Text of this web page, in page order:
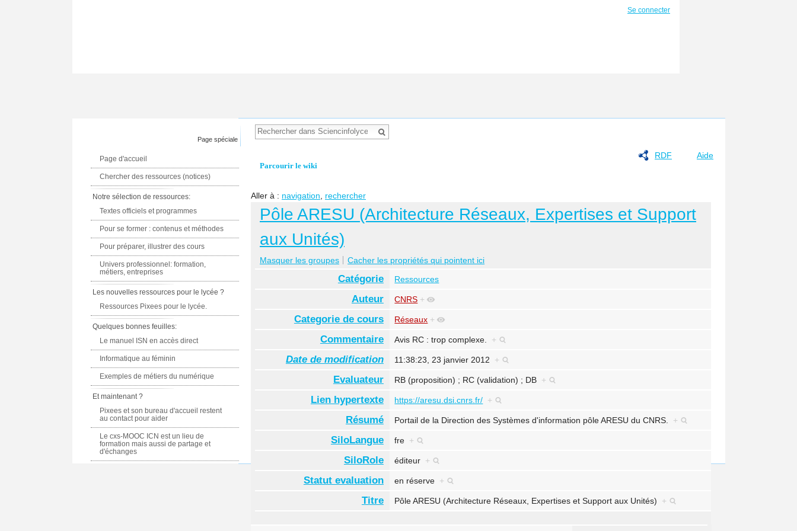
RDF Aide
Parcourir le wiki
Aller à : navigation rechercher
Pôle ARESU (Architecture Réseaux, Expertises et Support
aux Unités)
Masquer les groupes Cacher les propriétés qui pointent ici
Catégorie Ressources
Auteur CNRS +
Categorie de cours Réseaux +
Commentaire Avis RC : trop complexe. +
Date de modification 11:38:23, 23 janvier 2012 +
Evaluateur RB (proposition) ; RC (validation) ; DB +
Lien hypertexte https://aresu.dsi.cnrs.fr/ +
Résumé Portail de la Direction des Systèmes d'information pôle ARESU du CNRS. +
SiloLangue fre +
SiloRole éditeur +
Statut evaluation en réserve +
Titre Pôle ARESU (Architecture Réseaux, Expertises et Support aux Unités) +
Se connecter
Page spéciale
Page d'accueil
Chercher des ressources (notices)
Notre sélection de ressources:
Textes officiels et programmes
Pour se former : contenus et méthodes
Pour préparer, illustrer des cours
Univers professionnel: formation,
métiers, entreprises
Les nouvelles ressources pour le lycée ?
Ressources Pixees pour le lycée.
Quelques bonnes feuilles:
Le manuel ISN en accès direct
Informatique au féminin
Exemples de métiers du numérique
Et maintenant ?
Pixees et son bureau d'accueil restent
au contact pour aider
Le cxs-MOOC ICN est un lieu de
formation mais aussi de partage et
d'échanges